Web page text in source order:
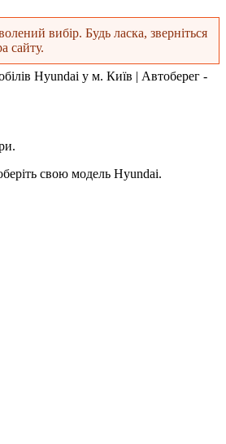
про помилку
вибір. Будь ласка, зверніться
сайту.
свою модель Hyundai.